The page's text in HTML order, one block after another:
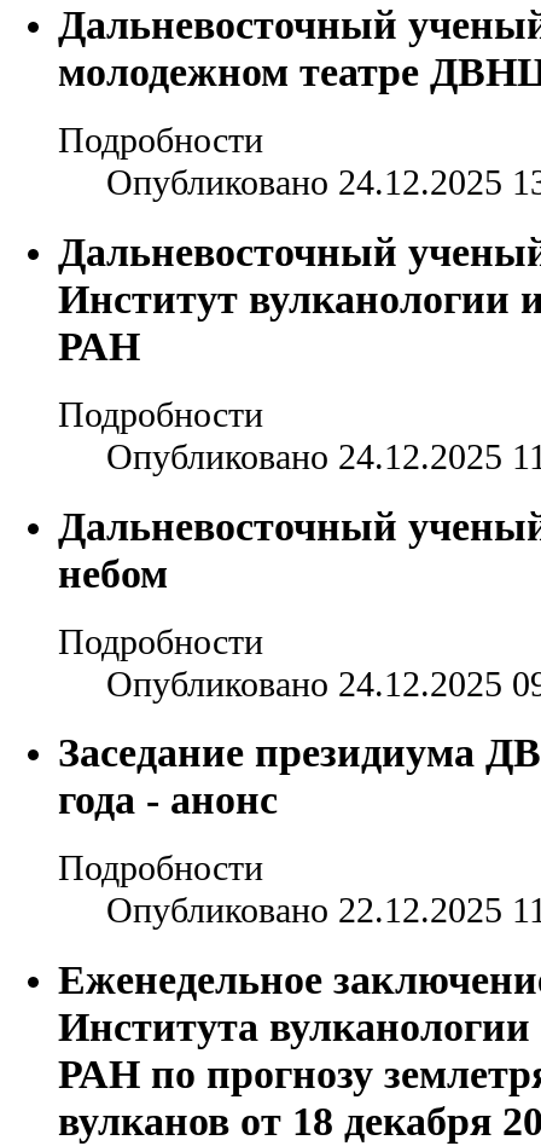
Дальневосточный
молодежном театре
Подробности
Опубликовано 24.12.2025
Дальневосточный
Институт вулканологии
РАН
Подробности
Опубликовано 24.12.2025
Дальневосточный
небом
Подробности
Опубликовано 24.12.2025
Заседание президиума
года - анонс
Подробности
Опубликовано 22.12.2025
Еженедельное
Института
РАН по прогнозу
вулканов от 18 декабря